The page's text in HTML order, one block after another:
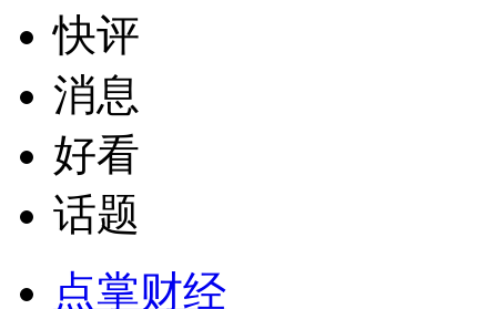
快评
消息
好看
话题
点掌财经